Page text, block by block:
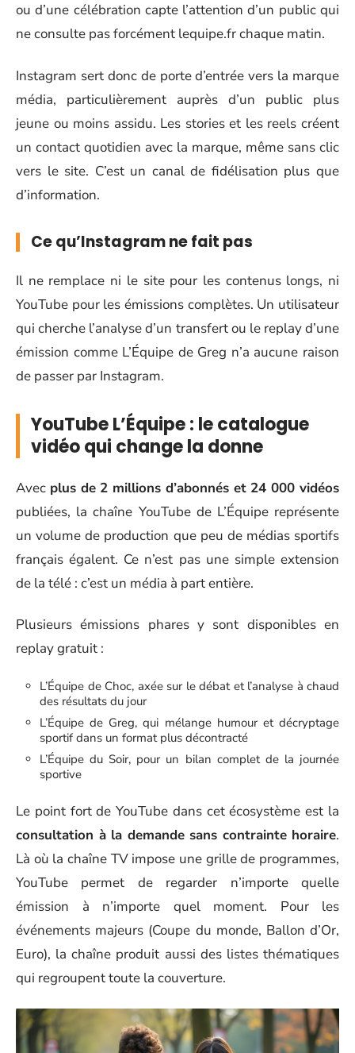
ou d’une célébration capte l’attention d’un public qui
ne consulte pas forcément lequipe.fr chaque matin.
Instagram sert donc de porte d’entrée vers la marque
média, particulièrement auprès d’un public plus
jeune ou moins assidu. Les stories et les reels créent
un contact quotidien avec la marque, même sans clic
vers le site. C’est un canal de fidélisation plus que
d’information.
Ce qu’Instagram ne fait pas
Il ne remplace ni le site pour les contenus longs, ni
YouTube pour les émissions complètes. Un utilisateur
qui cherche l’analyse d’un transfert ou le replay d’une
émission comme L’Équipe de Greg n’a aucune raison
de passer par Instagram.
YouTube L’Équipe : le catalogue
vidéo qui change la donne
Avec plus de 2 millions d’abonnés et 24 000 vidéos
publiées, la chaîne YouTube de L’Équipe représente
un volume de production que peu de médias sportifs
français égalent. Ce n’est pas une simple extension
de la télé : c’est un média à part entière.
Plusieurs émissions phares y sont disponibles en
replay gratuit :
L’Équipe de Choc, axée sur le débat et l’analyse à chaud
des résultats du jour
L’Équipe de Greg, qui mélange humour et décryptage
sportif dans un format plus décontracté
L’Équipe du Soir, pour un bilan complet de la journée
sportive
Le point fort de YouTube dans cet écosystème est la
consultation à la demande sans contrainte horaire.
Là où la chaîne TV impose une grille de programmes,
YouTube permet de regarder n’importe quelle
émission à n’importe quel moment. Pour les
événements majeurs (Coupe du monde, Ballon d’Or,
Euro), la chaîne produit aussi des listes thématiques
qui regroupent toute la couverture.